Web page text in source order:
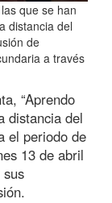
que se han
distancia del
de
a través
“Aprendo
distancia del
el periodo de
13 de abril